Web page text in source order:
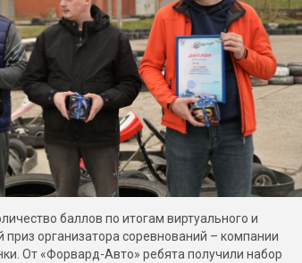
баллов по итогам виртуального и
приз организатора соревнований – компании
От «Форвард-Авто» ребята получили набор